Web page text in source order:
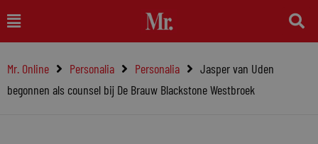
naar
inhoud
Main
Menu
Mr. Online Personalia Personalia
Jasper van Uden
begonnen als counsel bij De Brauw Blackstone Westbroek